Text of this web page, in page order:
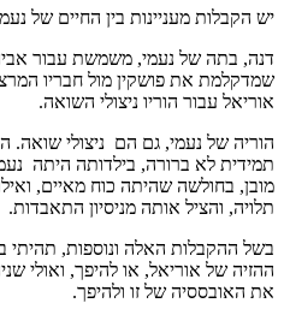
יש הקבלות מעניינות בין החיים של
דנה, בתה של נעמי, משמשת עבור
שמדקלמת את פושקין מול חבריו
אוריאל עבור הוריו ניצולי השואה.
הוריה של נעמי, גם הם ניצולי
תמידית לא ברורה, בילדותה היתה
מובן, בחולשה שהיתה כוח מאיים,
תלויה, והציל אותה מניסיון התאבדות.
בשל ההקבלות האלה ונוספות,
ההזיה של אוריאל, או להיפך, ואולי
את האובססיה של זו ולהיפך.